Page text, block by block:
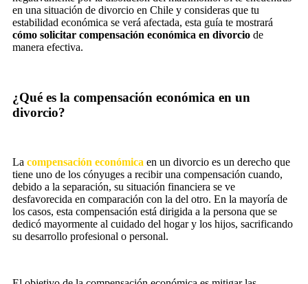
en una situación de divorcio en Chile y consideras que tu
estabilidad económica se verá afectada, esta guía te mostrará
cómo solicitar compensación económica en divorcio de
manera efectiva.
¿Qué es la compensación económica en un
divorcio?
La compensación económica en un divorcio es un derecho que
tiene uno de los cónyuges a recibir una compensación cuando,
debido a la separación, su situación financiera se ve
desfavorecida en comparación con la del otro. En la mayoría de
los casos, esta compensación está dirigida a la persona que se
dedicó mayormente al cuidado del hogar y los hijos, sacrificando
su desarrollo profesional o personal.